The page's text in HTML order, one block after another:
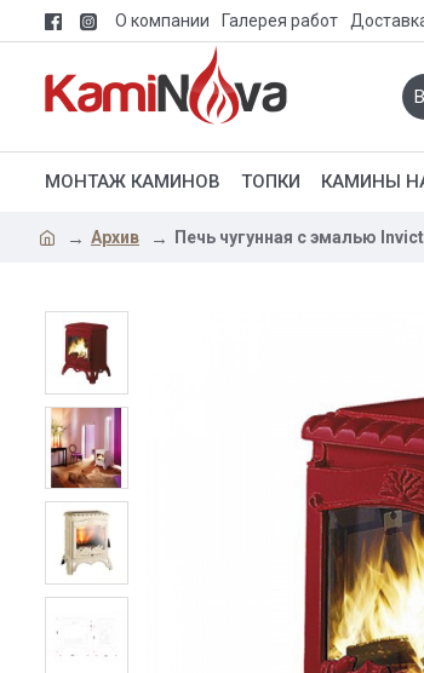
О компании Галерея работ
МОНТАЖ КАМИНОВ ТОПКИ КАМИНЫ
Архив Печь чугунная с эмалью